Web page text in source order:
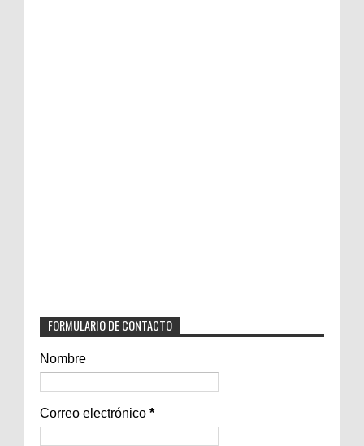
FORMULARIO DE CONTACTO
Nombre
Correo electrónico *